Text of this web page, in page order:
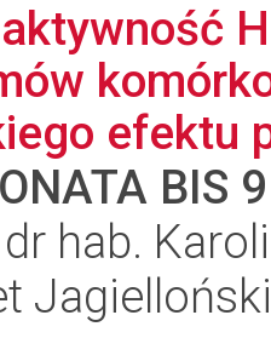
efektu
BIS 9
hab.